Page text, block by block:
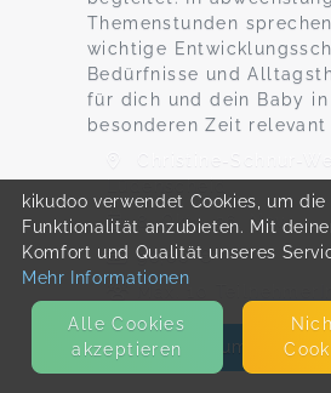
Themenstunden
wichtige
Bedürfnisse und
für dich und dein Baby in
besonderen Zeit relevant
Christine-Schnur-
Lüdenscheid
8. Okt - 26. Nov
96,00 €
Zum
kikudoo verwendet Cookies, um
Funktionalität anzubieten. Mit
Komfort und Qualität unseres
Mehr Informationen
Alle Cookies
akzeptieren